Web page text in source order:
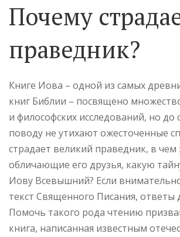
Почему
праведник?
Книге Иова – одной из самых
книг Библии – посвящено
и философских исследований, но до
поводу не утихают ожесточенные
страдает великий праведник, в чем
обличающие его друзья, какую
Иову Всевышний? Если
текст Священного Писания, ответы
Помочь такого рода чтению
книга, написанная известным